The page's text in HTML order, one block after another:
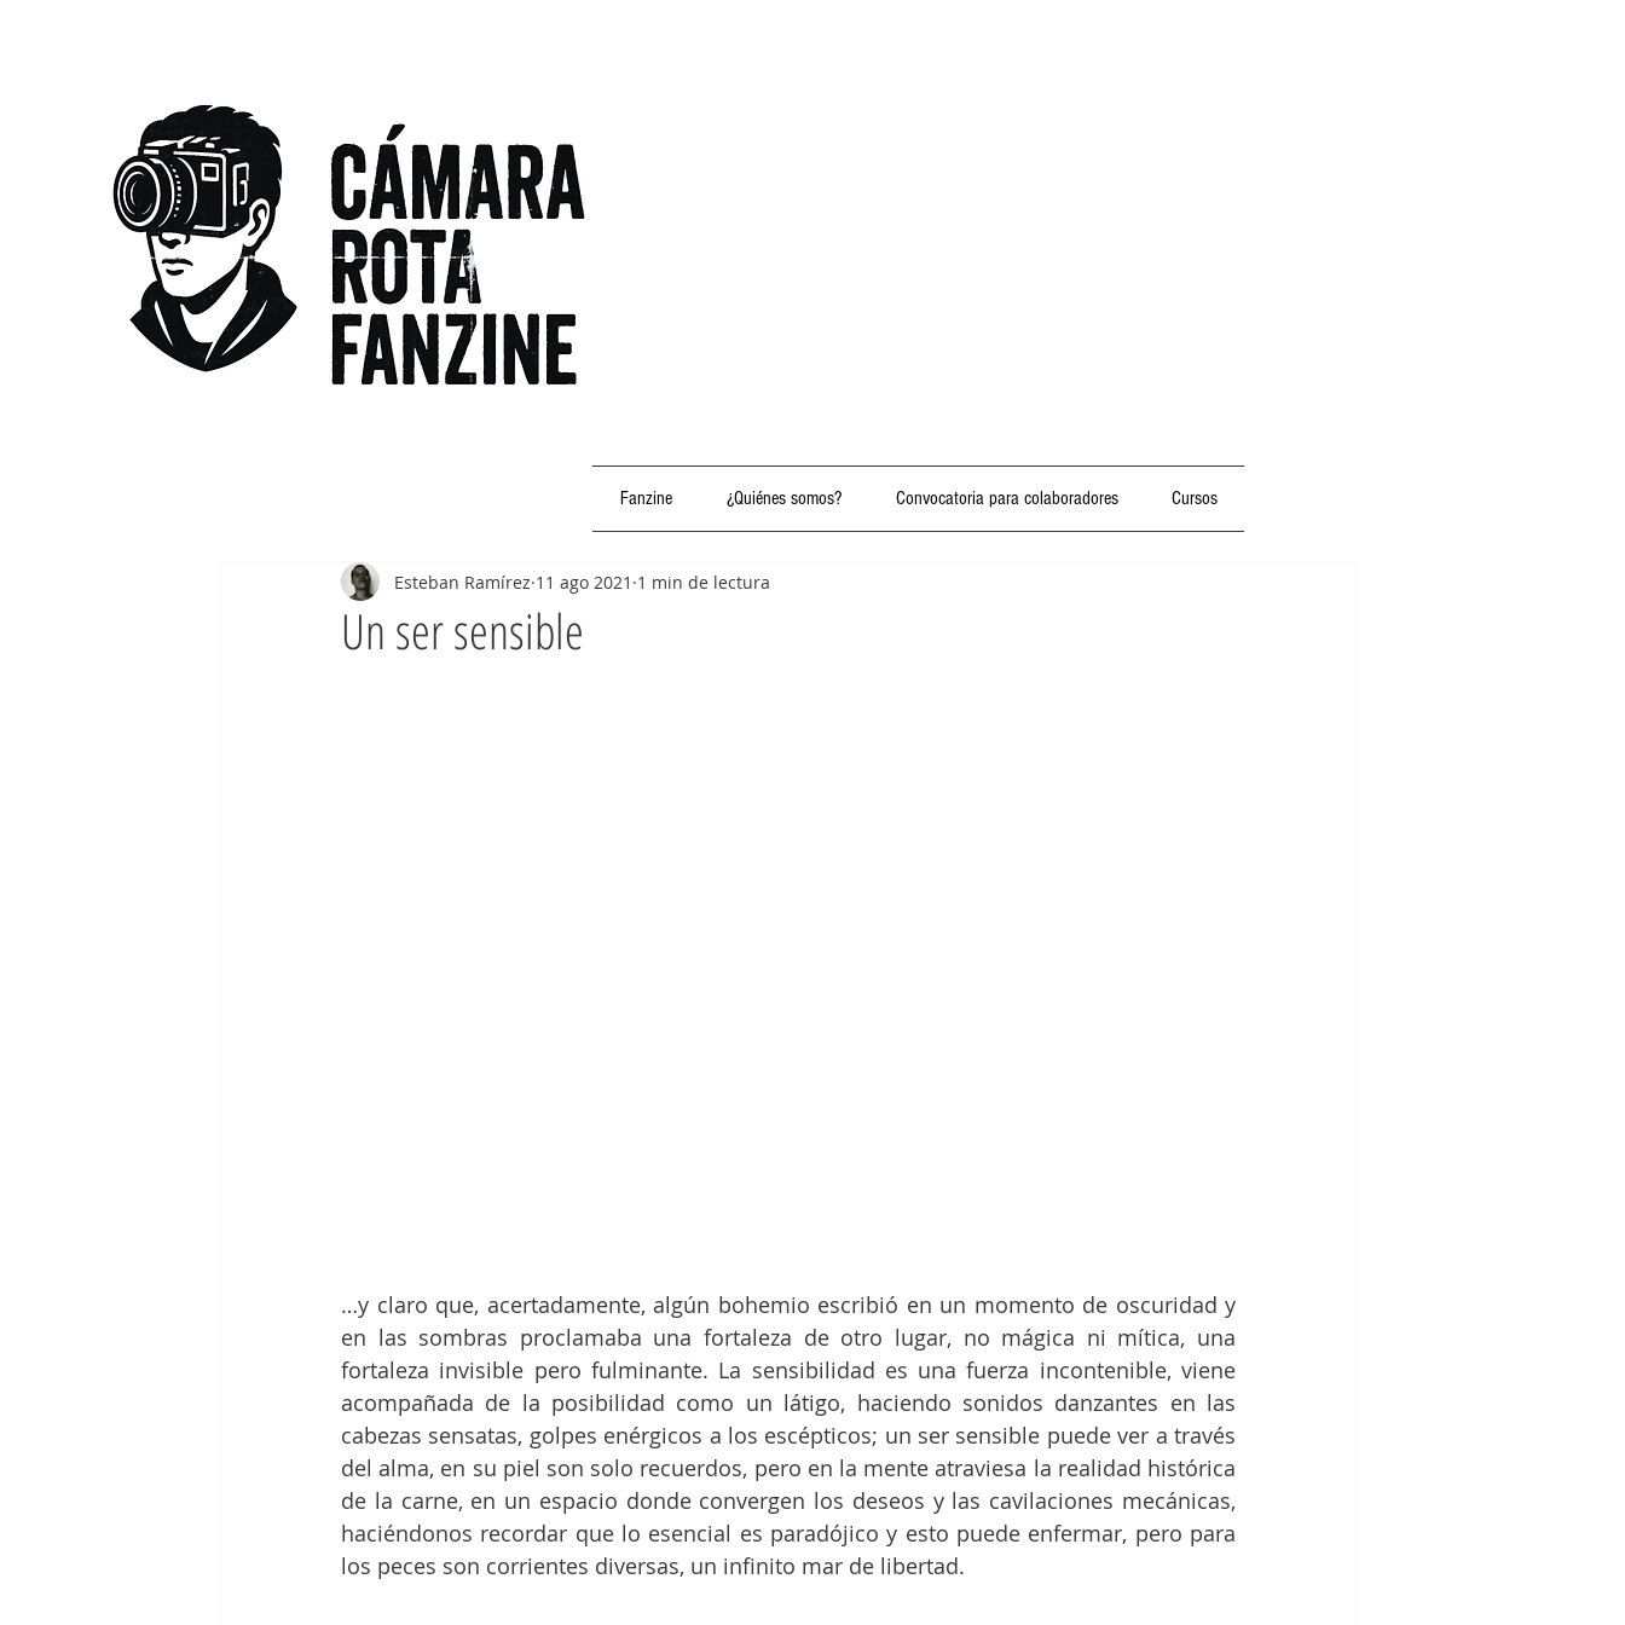
Fanzine ¿Quiénes somos? Convocatoria para colaboradores Cursos
Un ser sensible
Esteban Ramírez 11 ago 2021 1 min de lectura
…y claro que, acertadamente, algún bohemio escribió en un momento de oscuridad y
en las sombras proclamaba una fortaleza de otro lugar, no mágica ni mítica, una
fortaleza invisible pero fulminante. La sensibilidad es una fuerza incontenible, viene
acompañada de la posibilidad como un látigo, haciendo sonidos danzantes en las
cabezas sensatas, golpes enérgicos a los escépticos; un ser sensible puede ver a través
del alma, en su piel son solo recuerdos, pero en la mente atraviesa la realidad histórica
de la carne, en un espacio donde convergen los deseos y las cavilaciones mecánicas,
haciéndonos recordar que lo esencial es paradójico y esto puede enfermar, pero para
los peces son corrientes diversas, un infinito mar de libertad.